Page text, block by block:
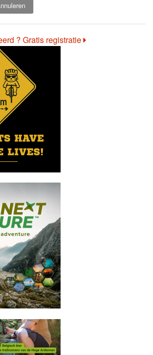
? Gratis registratie